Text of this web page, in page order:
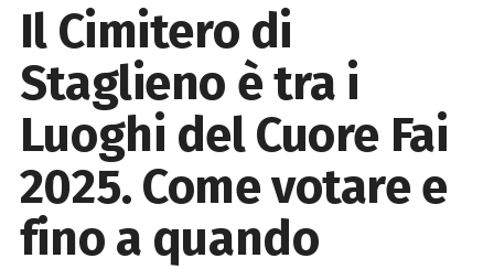
Il Cimitero di
Staglieno è tra i
Luoghi del Cuore Fai
2025. Come votare e
fino a quando